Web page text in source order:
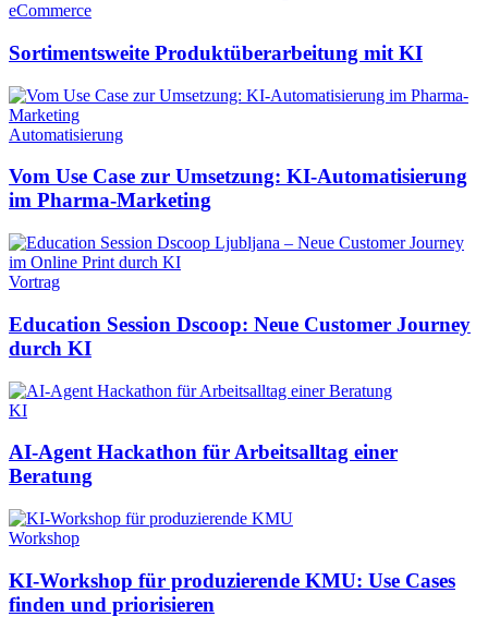
eCommerce
Sortimentsweite Produktüberarbeitung mit KI
Automatisierung
Vom Use Case zur Umsetzung: KI-Automatisierung
im Pharma-Marketing
Vortrag
Education Session Dscoop: Neue Customer Journey
durch KI
KI
AI-Agent Hackathon für Arbeitsalltag einer
Beratung
Workshop
KI-Workshop für produzierende KMU: Use Cases
finden und priorisieren